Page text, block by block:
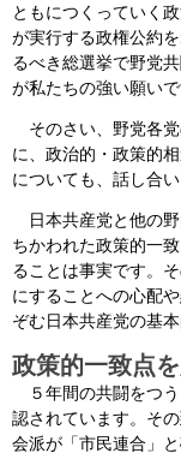
ともにつくっていく
が実行する政権公約
るべき総選挙で野党
が私たちの強い願いで
そのさい、野党各党
に、政治的・政策的
についても、話し合
日本共産党と他の野
ちかわれた政策的一
ることは事実です。
にすることへの心配
ぞむ日本共産党の基
政策的一致点
５年間の共闘をつ
認されています。そ
会派が「市民連合」